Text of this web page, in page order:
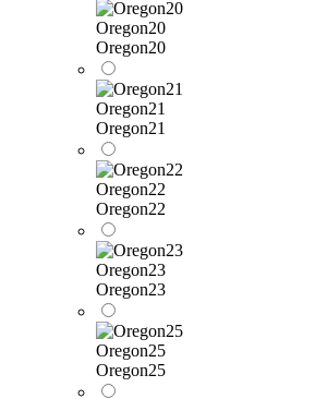
Oregon20
Oregon20
Oregon21
Oregon21
Oregon22
Oregon22
Oregon23
Oregon23
Oregon25
Oregon25